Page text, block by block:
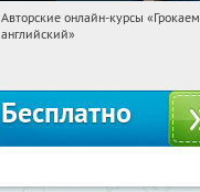
11:02:56 Получили:
Авторские онлайн-курсы «Грокаем
английский»
Бесплатно